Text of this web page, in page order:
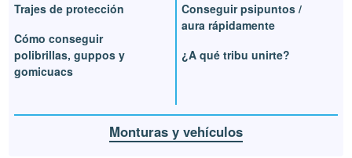
Trajes de protección
Cómo conseguir
polibrillas, guppos y
gomicuacs
Conseguir psipuntos /
aura rápidamente
¿A qué tribu unirte?
Monturas y vehículos